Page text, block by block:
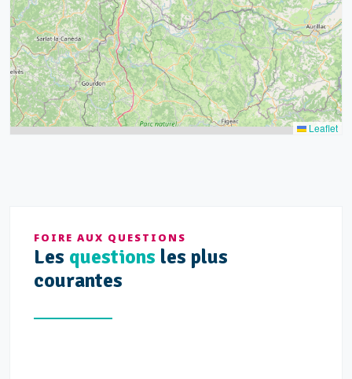
14
Leaflet
FOIRE AUX QUESTIONS
Les questions les plus
courantes